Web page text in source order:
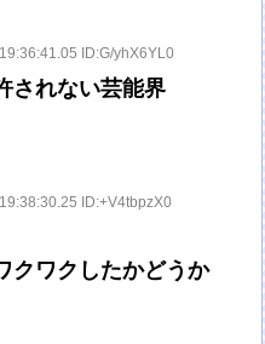
ID:G/yhX6YL0
されない芸能界
ID:+V4tbpzX0
クワクしたかどうか